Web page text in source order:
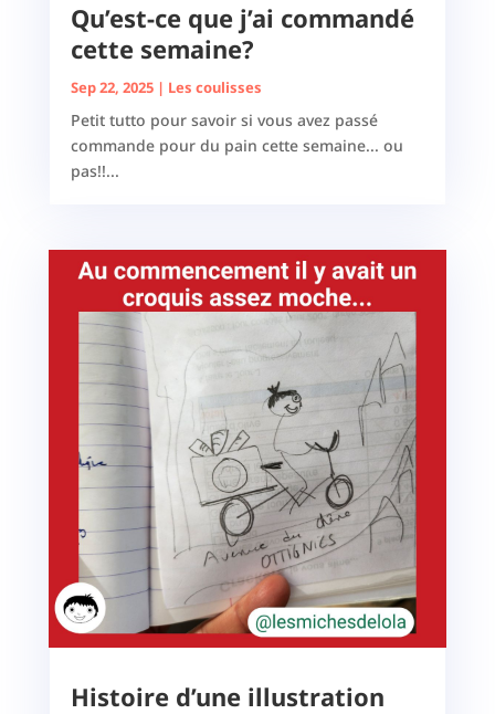
Qu’est-ce que j’ai commandé
cette semaine?
Sep 22, 2025| Les coulisses
Petit tutto pour savoir si vous avez passé
commande pour du pain cette semaine... ou
pas!!...
Histoire d’une illustration